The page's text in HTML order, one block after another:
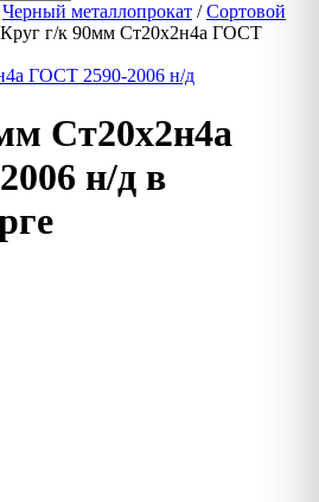
Черный металлопрокат /Сортовой
г/к 90мм Ст20х2н4а ГОСТ
Ст20х2н4а
н/д в